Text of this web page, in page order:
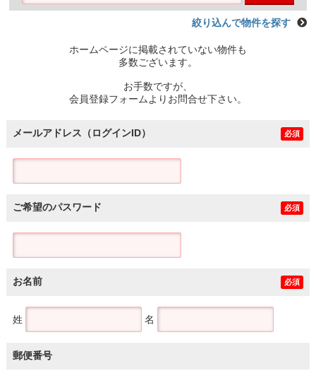
絞り込んで物件を探す
ホームページに掲載されていない物件も
多数ございます。
お手数ですが、
会員登録フォームよりお問合せ下さい。
メールアドレス（ログインID） 必須
ご希望のパスワード 必須
お名前 必須
姓 名
郵便番号